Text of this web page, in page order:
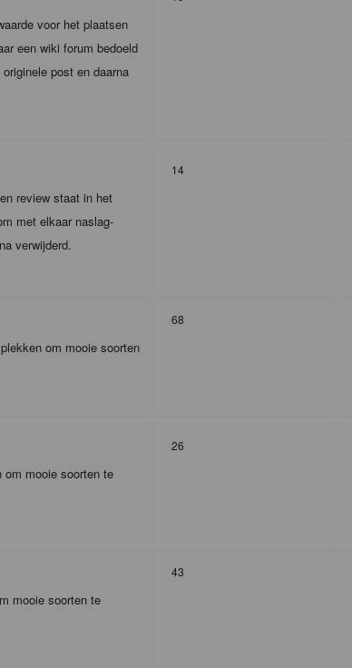
voor het plaatsen
een wiki forum bedoeld
post en daarna
review staat in het
met elkaar naslag-
verwijderd.
14
om mooie soorten
68
om mooie soorten te
26
mooie soorten te
43